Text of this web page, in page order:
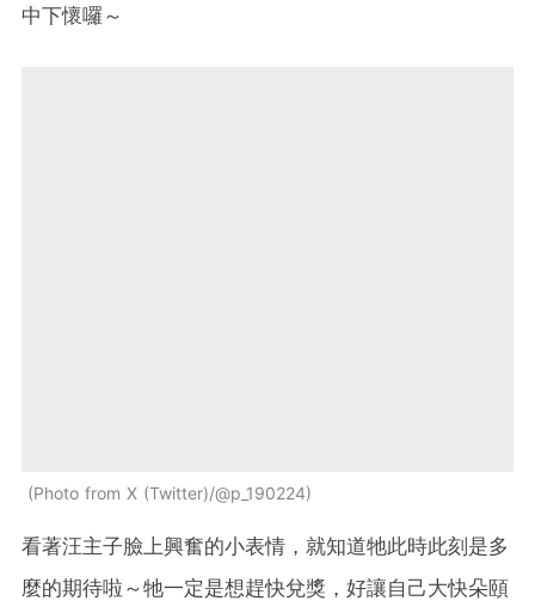
中下懷囉～
Photo from X (Twitter)/@p_190224
看著汪主子臉上興奮的小表情，就知道牠此時此刻是多
麼的期待啦～牠一定是想趕快兌獎，好讓自己大快朵頤